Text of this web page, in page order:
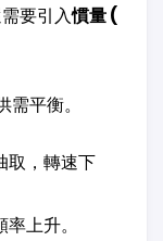
要引入慣量 (
平衡。
取，轉速下
上升。